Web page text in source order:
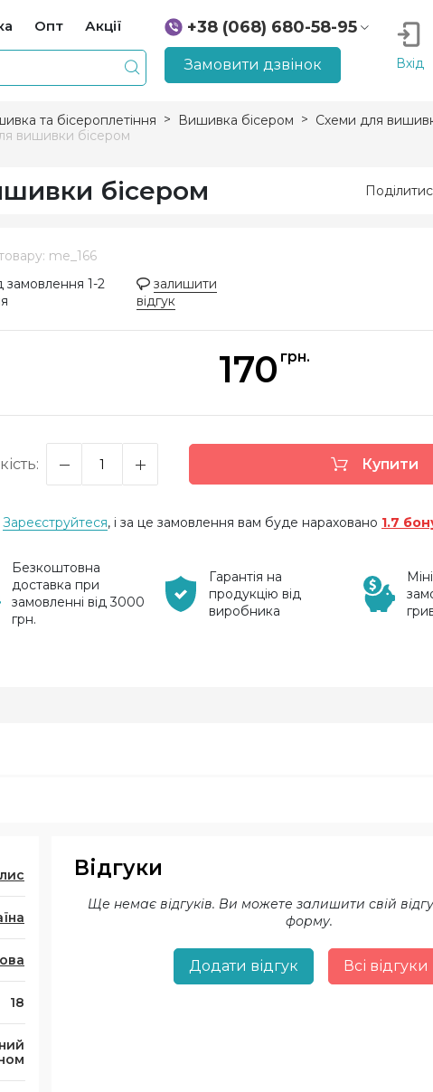
Опт Акції
+38 (068) 680-58-95
+38 (066) 207-14-90
Замовити дзвінок Вхід
та бісероплетіння Вишивка бісером
Схеми для
вишивки бісером
бісером
me_166
замовлення 1-2
залишити
відгук
170 грн.
Купити
Зареєструйтеся, і за це замовлення вам буде нараховано 1.7
Безкоштовна
доставка при
замовленні від 3000
грн.
Гарантія на
продукцію від
виробника
18
Відгуки
Ще немає відгуків. Ви можете залишити свій
форму.
Додати відгук Всі відгуки